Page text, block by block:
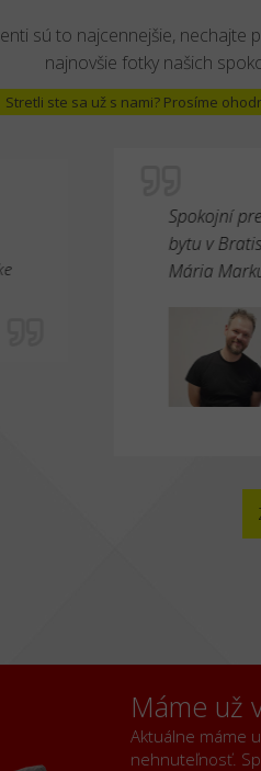
sú to najcennejšie, nechajte
najnovšie fotky našich
Stretli ste sa už s nami? Prosíme
Spokojní
bytu v
Mária
Máme už
Aktuálne máme
nehnuteľnosť.